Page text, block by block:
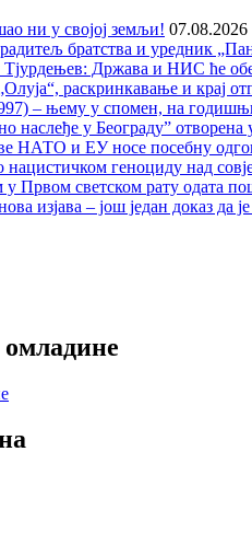
ни у својој земљи! 07.08.2026
братства и уредник
Држава и НИС ће
раскринкавање и крај
– њему у спомен, на
наслеђе у Београду” отворена
НАТО и ЕУ носе посебну
геноциду над
Првом светском рату одата
изјава – још један доказ да